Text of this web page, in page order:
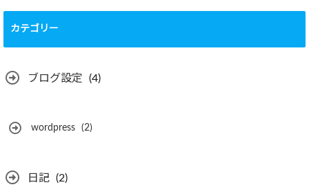
カテゴリー
ブログ設定 (4)
wordpress (2)
日記 (2)